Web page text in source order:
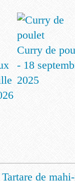
Curry de
- 18
2025
Tartare de